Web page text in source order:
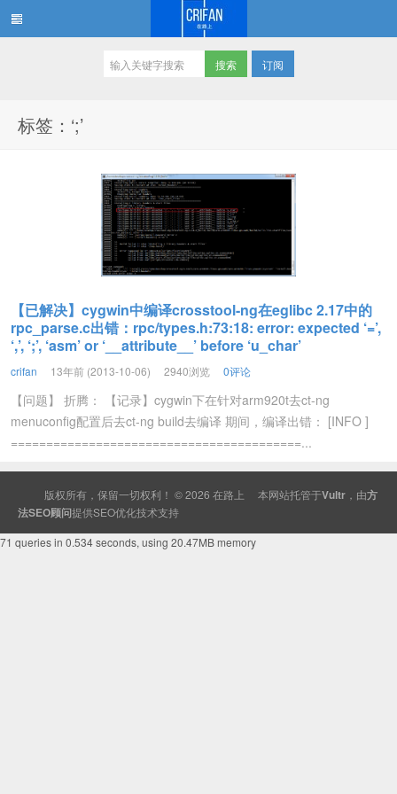
订阅
标签：‘;’
【已解决】cygwin中编译crosstool-ng在eglibc 2.17中的
rpc_parse.c出错：rpc/types.h:73:18: error: expected ‘=’,
‘,’, ‘;’, ‘asm’ or ‘__attribute__’ before ‘u_char’
crifan 13年前 (2013-10-06) 2940浏览 0评论
【问题】 折腾： 【记录】cygwin下在针对arm920t去ct-ng
menuconfig配置后去ct-ng build去编译 期间，编译出错： [INFO ]
=========================================...
版权所有，保留一切权利！ © 2026 在路上 本网站托管于Vultr ，由方
法SEO顾问提供SEO优化技术支持
71 queries in 0.534 seconds, using 20.47MB memory